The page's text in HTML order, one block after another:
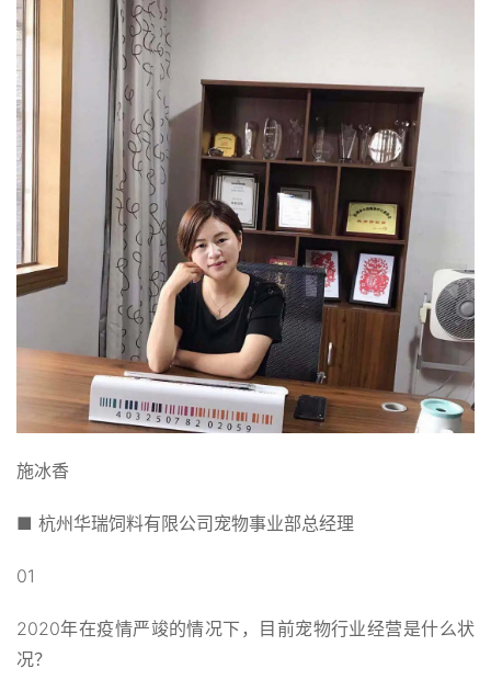
施冰香
■ 杭州华瑞饲料有限公司宠物事业部总经理
01
2020年在疫情严竣的情况下，目前宠物行业经营是什么状
况？